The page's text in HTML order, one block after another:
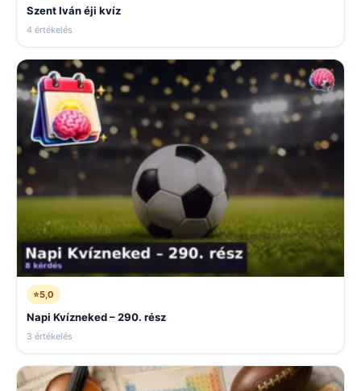
Szent Iván éji kvíz
4 értékelés
⭐5,0
Napi Kvízneked – 290. rész
3 értékelés